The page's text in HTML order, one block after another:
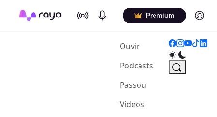
On Air Podcasts Premium Log in
Ouvir(current)
Podcasts
Passou
Vídeos